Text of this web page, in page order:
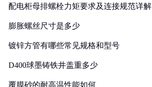
配电柜母排螺栓力矩要求及连接规范详解
膨胀螺丝尺寸是多少
镀锌方管有哪些常见规格和型号
D400球墨铸铁井盖重多少
覆膜砂的耐高温性能如何